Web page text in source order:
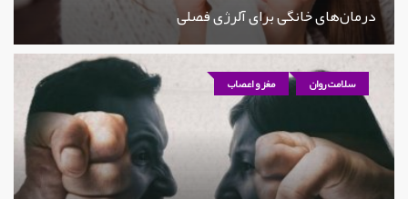
درمان‌های خانگی برای آلرژی فصلی
سلامت روان مغز و اعصاب